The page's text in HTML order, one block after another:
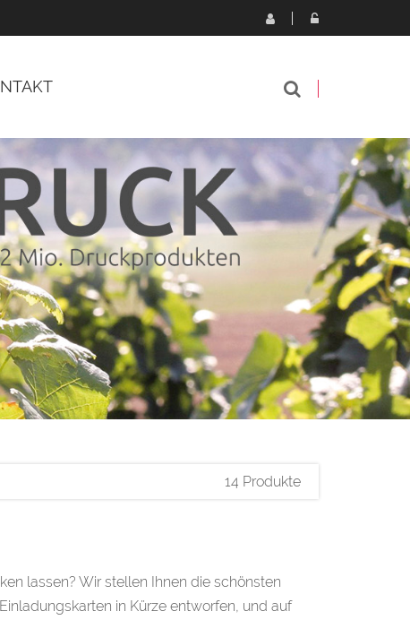
14 Produkte
lassen? Wir stellen Ihnen die schönsten
in Kürze entworfen, und auf